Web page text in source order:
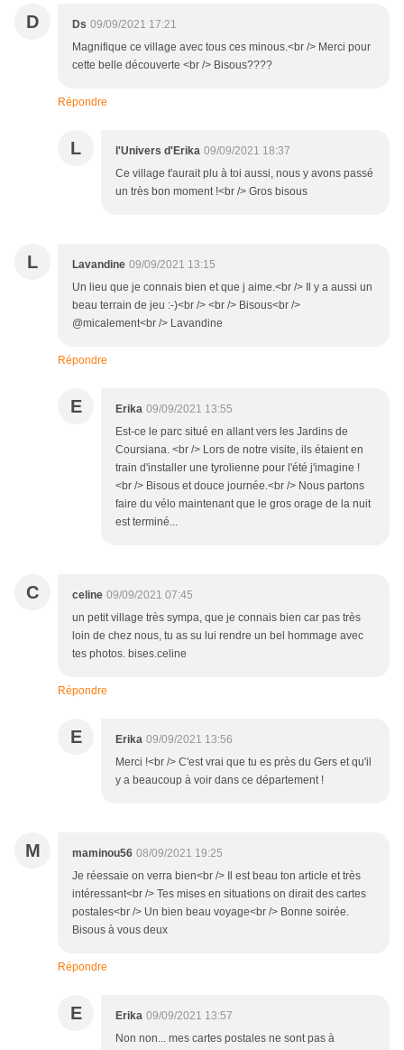
D Ds 09/09/2021 17:21
Magnifique ce village avec tous ces minous.<br /> Merci pour
cette belle découverte <br /> Bisous????
Répondre
L l'Univers d'Erika 09/09/2021 18:37
Ce village t'aurait plu à toi aussi, nous y avons passé
un très bon moment !<br /> Gros bisous
L Lavandine 09/09/2021 13:15
Un lieu que je connais bien et que j aime.<br /> Il y a aussi un
beau terrain de jeu :-)<br /> <br /> Bisous<br />
@micalement<br /> Lavandine
Répondre
E Erika 09/09/2021 13:55
Est-ce le parc situé en allant vers les Jardins de
Coursiana. <br /> Lors de notre visite, ils étaient en
train d'installer une tyrolienne pour l'été j'imagine !
<br /> Bisous et douce journée.<br /> Nous partons
faire du vélo maintenant que le gros orage de la nuit
est terminé...
C celine 09/09/2021 07:45
un petit village très sympa, que je connais bien car pas très
loin de chez nous, tu as su lui rendre un bel hommage avec
tes photos. bises.celine
Répondre
E Erika 09/09/2021 13:56
Merci !<br /> C'est vrai que tu es près du Gers et qu'il
y a beaucoup à voir dans ce département !
M maminou56 08/09/2021 19:25
Je réessaie on verra bien<br /> Il est beau ton article et très
intéressant<br /> Tes mises en situations on dirait des cartes
postales<br /> Un bien beau voyage<br /> Bonne soirée.
Bisous à vous deux
Répondre
E Erika 09/09/2021 13:57
Non non... mes cartes postales ne sont pas à